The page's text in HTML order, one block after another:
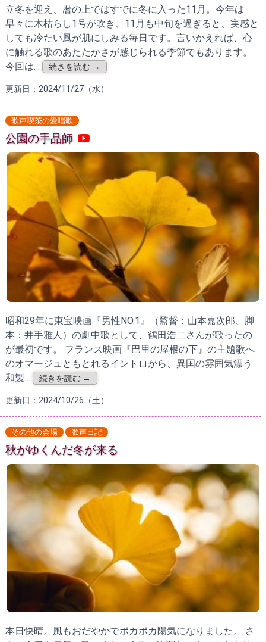
立冬を迎え、暦の上ではすでに冬に入った11月。今年は
早々に木枯らし1号が吹き、11月も中旬を過ぎると、実感と
しても冷たい風が肌にしみる毎日です。言いかえれば、心
に触れる歌のあたたかさが感じられる季節でもあります。
今回は…
続きを読む →
更新日：2024/11/27（水）
歌声喫茶の愛唱歌
公園の手品師
昭和29年に東宝映画『男性NO.1』（監督：山本嘉次郎、脚
本：井手雅人）の劇中歌として、鶴田浩二さんが歌ったの
が最初です。 フランス映画『巴里の屋根の下』の主題歌へ
のオマージュともとれるイントロから、異国の雰囲気漂う
和製…
続きを読む →
更新日：2024/10/26（土）
その他の会場 歌声日記
秋がゆくんだ冬が来る
本日快晴。風もおだやかでポカポカ陽気になりました。 さ